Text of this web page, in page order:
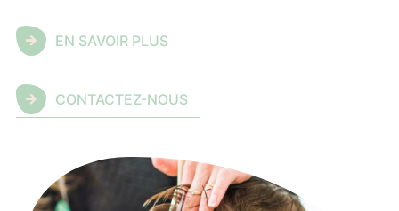
EN SAVOIR PLUS
CONTACTEZ-NOUS